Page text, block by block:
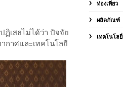
เสธไม่ได้ว่า ปัจจัย
กาศและเทคโนโลยี
ท่องเที่ยว
ผลิตภัณฑ์
เทคโนโลยี่